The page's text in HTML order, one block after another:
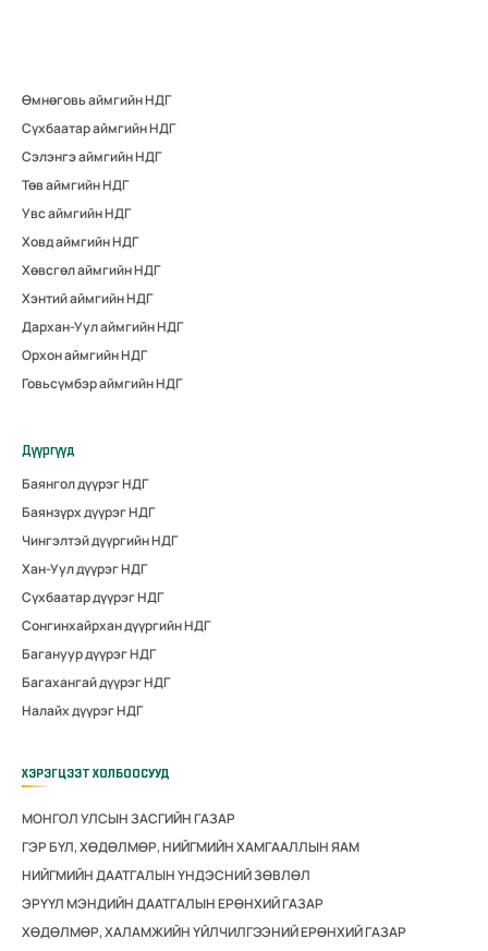
Өмнөговь аймгийн НДГ
Сүхбаатар аймгийн НДГ
Сэлэнгэ аймгийн НДГ
Төв аймгийн НДГ
Увс аймгийн НДГ
Ховд аймгийн НДГ
Хөвсгөл аймгийн НДГ
Хэнтий аймгийн НДГ
Дархан-Уул аймгийн НДГ
Орхон аймгийн НДГ
Говьсүмбэр аймгийн НДГ
Дүүргүүд
Баянгол дүүрэг НДГ
Баянзүрх дүүрэг НДГ
Чингэлтэй дүүргийн НДГ
Хан-Уул дүүрэг НДГ
Сүхбаатар дүүрэг НДГ
Сонгинхайрхан дүүргийн НДГ
Багануур дүүрэг НДГ
Багахангай дүүрэг НДГ
Налайх дүүрэг НДГ
ХЭРЭГЦЭЭТ ХОЛБООСУУД
МОНГОЛ УЛСЫН ЗАСГИЙН ГАЗАР
ГЭР БҮЛ, ХӨДӨЛМӨР, НИЙГМИЙН ХАМГААЛЛЫН ЯАМ
НИЙГМИЙН ДААТГАЛЫН ҮНДЭСНИЙ ЗӨВЛӨЛ
ЭРҮҮЛ МЭНДИЙН ДААТГАЛЫН ЕРӨНХИЙ ГАЗАР
ХӨДӨЛМӨР, ХАЛАМЖИЙН ҮЙЛЧИЛГЭЭНИЙ ЕРӨНХИЙ ГАЗАР